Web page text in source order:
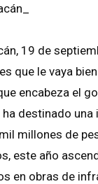
19 de
que le vaya
encabeza el
ha destinado
millones de
este año
en obras de